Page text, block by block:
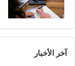
آخر الأخبار